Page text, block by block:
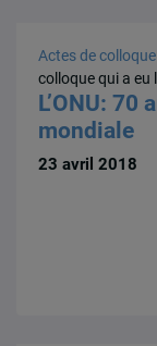
Actes de colloque
colloque qui a eu
L’ONU: 70
mondiale
23 avril 2018